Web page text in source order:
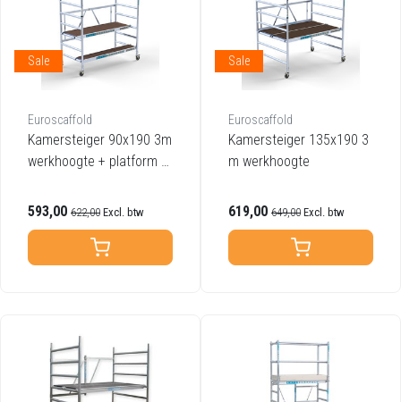
Sale
Euroscaffold
Kamersteiger 90x190 3m
werkhoogte + platform 3
593,00 622,00 Excl. btw
Sale
Euroscaffold
Kamersteiger 135x190 3
m werkhoogte
619,00 649,00 Excl. btw